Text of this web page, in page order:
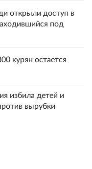
открыли доступ в
под
курян остается
избила детей и
вырубки